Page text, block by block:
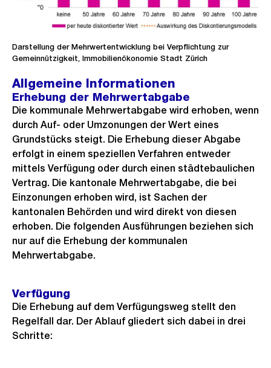
Darstellung der Mehrwertentwicklung bei Verpflichtung zur
Gemeinnützigkeit, Immobilienökonomie Stadt Zürich
Allgemeine Informationen
Erhebung der Mehrwertabgabe
Die kommunale Mehrwertabgabe wird erhoben, wenn
durch Auf- oder Umzonungen der Wert eines
Grundstücks steigt. Die Erhebung dieser Abgabe
erfolgt in einem speziellen Verfahren entweder
mittels Verfügung oder durch einen städtebaulichen
Vertrag. Die kantonale Mehrwertabgabe, die bei
Einzonungen erhoben wird, ist Sachen der
kantonalen Behörden und wird direkt von diesen
erhoben. Die folgenden Ausführungen beziehen sich
nur auf die Erhebung der kommunalen
Mehrwertabgabe.
Verfügung
Die Erhebung auf dem Verfügungsweg stellt den
Regelfall dar. Der Ablauf gliedert sich dabei in drei
Schritte: